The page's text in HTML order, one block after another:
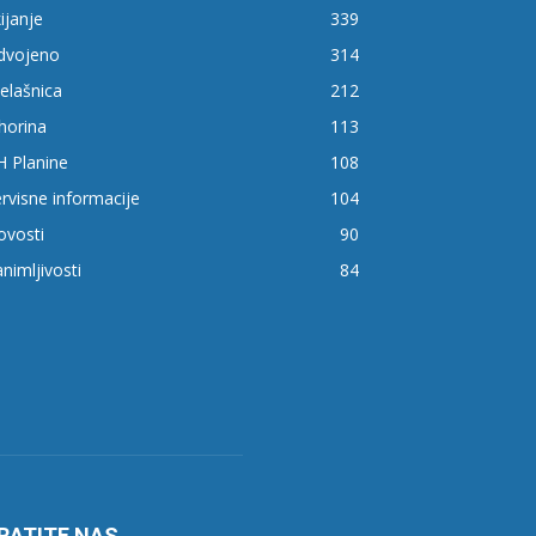
339
314
212
113
Planine
108
informacije
104
90
84